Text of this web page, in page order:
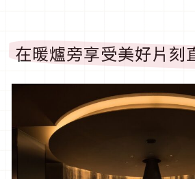
在暖爐旁享受美好片刻